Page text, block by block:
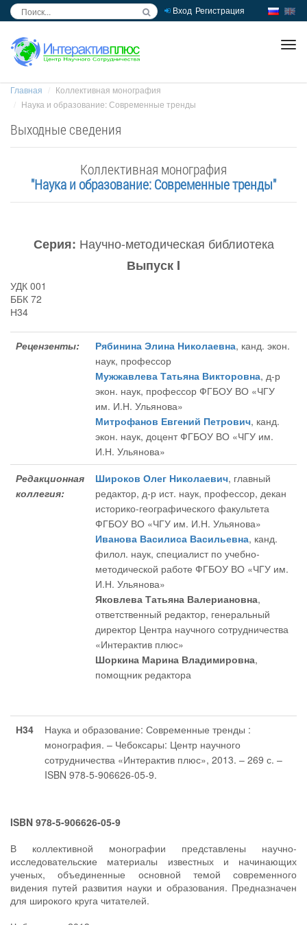
Вход Регистрация
Главная
Коллективная монография
Наука и образование: Современные тренды
Выходные сведения
Коллективная монография
"Наука и образование: Современные тренды"
Серия: Научно-методическая библиотека
Выпуск I
УДК 001
ББК 72
Н34
Рецензенты: Рябинина Элина Николаевна, канд. экон.
наук, профессор
Мужжавлева Татьяна Викторовна, д-р
экон. наук, профессор ФГБОУ ВО «ЧГУ
им. И.Н. Ульянова»
Митрофанов Евгений Петрович, канд.
экон. наук, доцент ФГБОУ ВО «ЧГУ им.
И.Н. Ульянова»
Редакционная
коллегия:
Широков Олег Николаевич, главный
редактор, д-р ист. наук, профессор, декан
историко-географического факультета
ФГБОУ ВО «ЧГУ им. И.Н. Ульянова»
Иванова Василиса Васильевна, канд.
филол. наук, специалист по учебно-
методической работе ФГБОУ ВО «ЧГУ им.
И.Н. Ульянова»
Яковлева Татьяна Валериановна,
ответственный редактор, генеральный
директор Центра научного сотрудничества
«Интерактив плюс»
Шоркина Марина Владимировна,
помощник редактора
Н34
Наука и образование: Современные тренды :
монография. – Чебоксары: Центр научного
сотрудничества «Интерактив плюс», 2013. – 269 с. –
ISBN 978-5-906626-05-9.
ISBN 978-5-906626-05-9
В коллективной монографии представлены научно-
исследовательские материалы известных и начинающих
ученых, объединенные основной темой современного
видения путей развития науки и образования. Предназначен
для широкого круга читателей.